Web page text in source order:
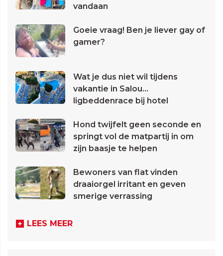
vandaan
Goeie vraag! Ben je liever gay of
gamer?
Wat je dus niet wil tijdens
vakantie in Salou...
ligbeddenrace bij hotel
Hond twijfelt geen seconde en
springt vol de matpartij in om
zijn baasje te helpen
Bewoners van flat vinden
draaiorgel irritant en geven
smerige verrassing
LEES MEER